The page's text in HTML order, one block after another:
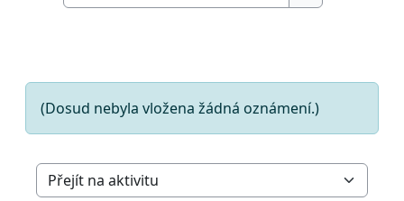
Prohledat fóra
(Dosud nebyla vložena žádná oznámení.)
Přejít na aktivitu